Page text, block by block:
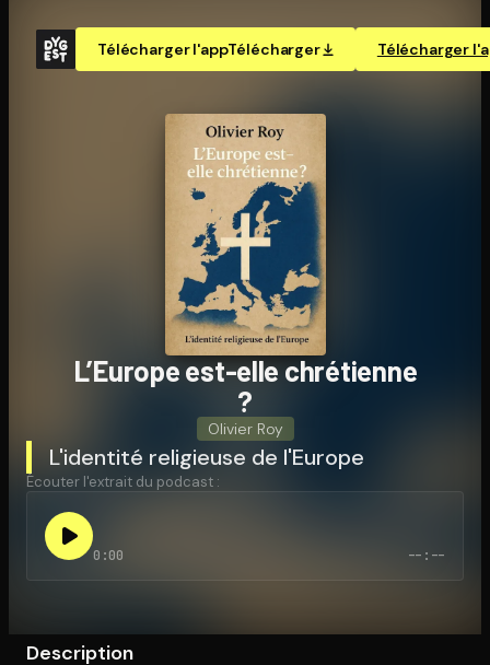
Télécharger l'appTélécharger Télécharger
Ouvre l'app Appareil photo, pointe sur le code. C'est gratuit à
L’Europe est-elle chrétienne
?
Olivier Roy
L'identité religieuse de l'Europe
Écouter l'extrait du podcast :
0:00 --:--
Description